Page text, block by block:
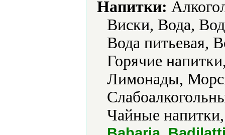
Напитки:
Виски, Вода,
Вода питьевая,
Горячие
Лимонады,
Чайные